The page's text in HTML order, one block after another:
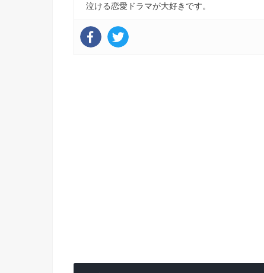
泣ける恋愛ドラマが大好きです。